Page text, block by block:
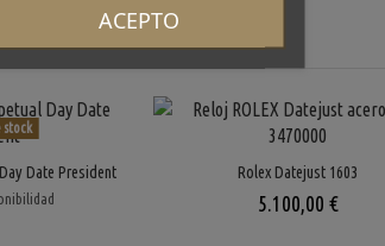
stock
Date President Rolex Datejust 1603
5.100,00 €
ACEPTO